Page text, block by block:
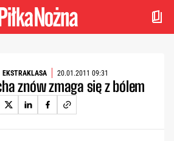
EKSTRAKLASA 20.01.2011 09:31
znów zmaga się z bólem